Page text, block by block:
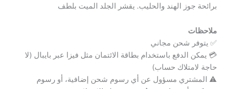
برائحة جوز الهند والحليب. يقشر الجلد الميت بلطف
ملاحظات
✅ يتوفر شحن مجاني
💳 يمكن الدفع باستخدام بطاقة الائتمان مثل فيزا عبر بايبال (لا
حاجة لامتلاك حساب)
⚠️ المشتري مسؤول عن أي رسوم شحن إضافية، أو رسوم